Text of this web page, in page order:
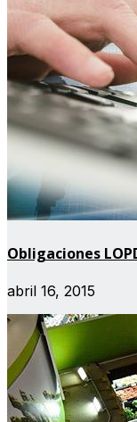
Obligaciones
abril 16, 2015